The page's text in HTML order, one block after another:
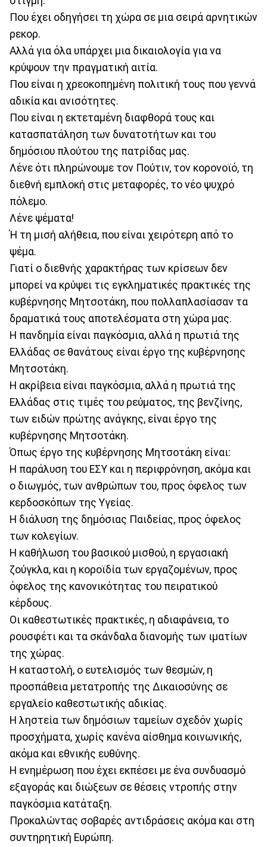
Που έχει οδηγήσει τη χώρα σε μια σειρά αρνητικών
ρεκορ.
Αλλά για όλα υπάρχει μια δικαιολογία για να
κρύψουν την πραγματική αιτία.
Που είναι η χρεοκοπημένη πολιτική τους που γεννά
αδικία και ανισότητες.
Που είναι η εκτεταμένη διαφθορά τους και
κατασπατάληση των δυνατοτήτων και του
δημόσιου πλούτου της πατρίδας μας.
Λένε ότι πληρώνουμε τον Πούτιν, τον κορονοϊό, τη
διεθνή εμπλοκή στις μεταφορές, το νέο ψυχρό
πόλεμο.
Λένε ψέματα!
Ή τη μισή αλήθεια, που είναι χειρότερη από το
ψέμα.
Γιατί ο διεθνής χαρακτήρας των κρίσεων δεν
μπορεί να κρύψει τις εγκληματικές πρακτικές της
κυβέρνησης Μητσοτάκη, που πολλαπλασίασαν τα
δραματικά τους αποτελέσματα στη χώρα μας.
Η πανδημία είναι παγκόσμια, αλλά η πρωτιά της
Ελλάδας σε θανάτους είναι έργο της κυβέρνησης
Μητσοτάκη.
Η ακρίβεια είναι παγκόσμια, αλλά η πρωτιά της
Ελλάδας στις τιμές του ρεύματος, της βενζίνης,
των ειδών πρώτης ανάγκης, είναι έργο της
κυβέρνησης Μητσοτάκη.
Όπως έργο της κυβέρνησης Μητσοτάκη είναι:
Η παράλυση του ΕΣΥ και η περιφρόνηση, ακόμα και
ο διωγμός, των ανθρώπων του, προς όφελος των
κερδοσκόπων της Υγείας.
Η διάλυση της δημόσιας Παιδείας, προς όφελος
των κολεγίων.
Η καθήλωση του βασικού μισθού, η εργασιακή
ζούγκλα, και η κοροϊδία των εργαζομένων, προς
όφελος της κανονικότητας του πειρατικού
κέρδους.
Οι καθεστωτικές πρακτικές, η αδιαφάνεια, το
ρουσφέτι και τα σκάνδαλα διανομής των ιματίων
της χώρας.
Η καταστολή, ο ευτελισμός των θεσμών, η
προσπάθεια μετατροπής της Δικαιοσύνης σε
εργαλείο καθεστωτικής αδικίας.
Η ληστεία των δημόσιων ταμείων σχεδόν χωρίς
προσχήματα, χωρίς κανένα αίσθημα κοινωνικής,
ακόμα και εθνικής ευθύνης.
Η ενημέρωση που έχει εκπέσει με ένα συνδυασμό
εξαγοράς και διώξεων σε θέσεις ντροπής στην
παγκόσμια κατάταξη.
Προκαλώντας σοβαρές αντιδράσεις ακόμα και στη
συντηρητική Ευρώπη.